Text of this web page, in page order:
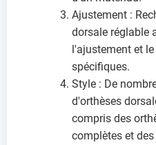
Ajustement :
dorsale réglable
l'ajustement et
spécifiques.
Style : De
d'orthèses
compris des
complètes et